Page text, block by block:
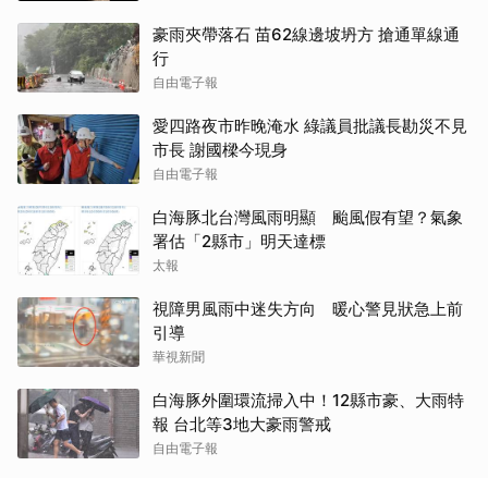
豪雨夾帶落石 苗62線邊坡坍方 搶通單線通
行
自由電子報
愛四路夜市昨晚淹水 綠議員批議長勘災不見
市長 謝國樑今現身
自由電子報
白海豚北台灣風雨明顯 颱風假有望？氣象
署估「2縣市」明天達標
太報
視障男風雨中迷失方向 暖心警見狀急上前
引導
華視新聞
白海豚外圍環流掃入中！12縣市豪、大雨特
報 台北等3地大豪雨警戒
自由電子報